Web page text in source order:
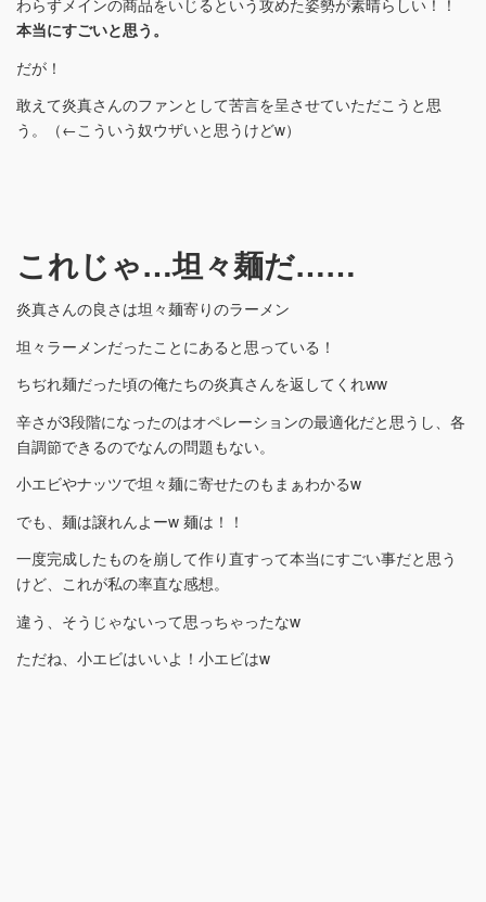
わらずメインの商品をいじるという攻めた姿勢が素晴らしい！！
本当にすごいと思う。
だが！
敢えて炎真さんのファンとして苦言を呈させていただこうと思
う。（←こういう奴ウザいと思うけどw）
これじゃ…坦々麺だ……
炎真さんの良さは坦々麺寄りのラーメン
坦々ラーメンだったことにあると思っている！
ちぢれ麺だった頃の俺たちの炎真さんを返してくれww
辛さが3段階になったのはオペレーションの最適化だと思うし、各
自調節できるのでなんの問題もない。
小エビやナッツで坦々麺に寄せたのもまぁわかるw
でも、麺は譲れんよーw 麺は！！
一度完成したものを崩して作り直すって本当にすごい事だと思う
けど、これが私の率直な感想。
違う、そうじゃないって思っちゃったなw
ただね、小エビはいいよ！小エビはw